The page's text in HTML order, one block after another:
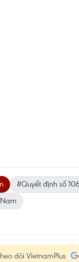
#Quyết định số
dõi VietnamPlus